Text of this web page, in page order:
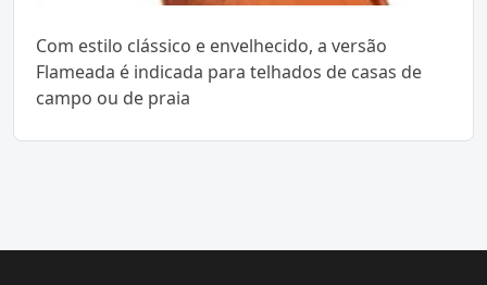
Com estilo clássico e envelhecido, a versão
Flameada é indicada para telhados de casas de
campo ou de praia